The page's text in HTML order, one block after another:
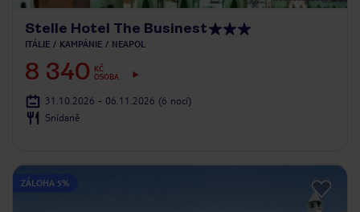
Stelle Hotel The Businest
ITÁLIE KAMPÁNIE NEAPOL
8 340
KČ
OSOBA
31.10.2026 - 06.11.2026 (6 nocí)
Snídaně
ZÁLOHA 5%